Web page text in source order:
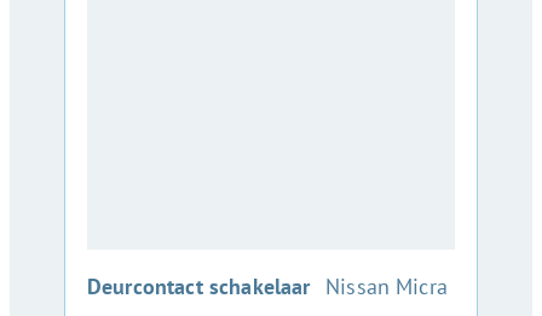
Deurcontact schakelaar :Nissan Micra